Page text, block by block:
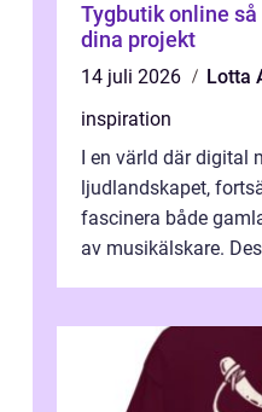
Tygbutik online så hittar du rätt tyg för
dina projekt
14 juli 2026
Lotta
inspiration
I en värld där digital
ljudlandskapet,
fascinera både
av musikälskare.